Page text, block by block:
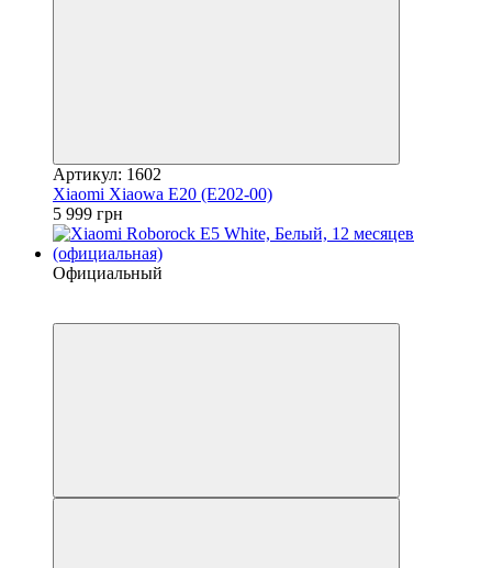
Артикул: 1602
Xiaomi Xiaowa E20 (E202-00)
5 999 грн
Официальный